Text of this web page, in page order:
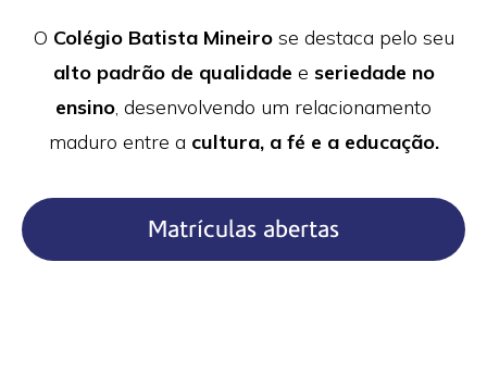
O Colégio Batista Mineirose destaca pelo seu
alto padrão de qualidade e seriedade no
ensino , desenvolvendo um relacionamento
maduro entre a cultura, a fé e a educação.
Matrículas abertas